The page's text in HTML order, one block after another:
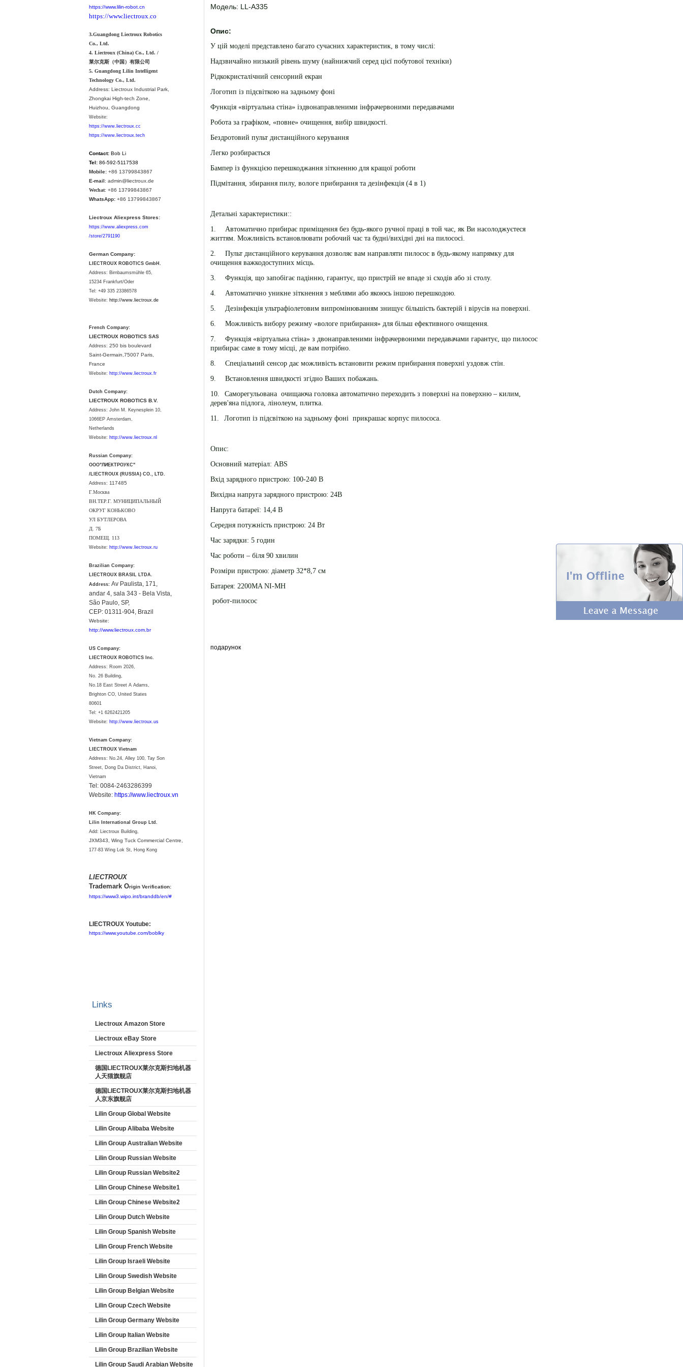
https://www.lilin-robot.cn
https://www.liectroux.co
3.Guangdong Liectroux Robotics
Co., Ltd.
4. Liectroux (China) Co., Ltd. /
莱尔克斯（中国）有限公司
5. Guangdong Lilin Intelligent
Technology Co., Ltd.
Address: Liectroux Industrial Park,
Zhongkai High-tech Zone,
Huizhou, Guangdong
Website:
https://www.liectroux.cc
https://www.liectroux.tech
Contact:Bob Li
Tel:86-592-5117538
Mobile:+86 13799843867
E-mail: admin@liectroux.de
Wechat: +86 13799843867
WhatsApp:+86 13799843867
Liectroux Aliexpress Stores:
https://www.aliexpress.com
/store/2791190
German Company:
LIECTROUX ROBOTICS GmbH.
Address: Birnbaumsmühle 65,
15234 Frankfurt/Oder
Tel: +49 335 23386578
Website: http://www.liectroux.de
French Company:
LIECTROUX ROBOTICS SAS
Address: 250 bis boulevard
Saint-Germain,75007 Paris,
France
Website: http://www.liectroux.fr
Dutch Company:
LIECTROUX ROBOTICS B.V.
Address: John M. Keynesplein 10,
1066EP Amsterdam,
Netherlands
Website: http://www.liectroux.nl
Russian Company:
ООО"ЛИЕКТРОУКС"
/LIECTROUX (RUSSIA) CO., LTD.
Address: 117485
Г.Москва
ВН.ТЕР.Г. МУНИЦИПАЛЬНЫЙ
ОКРУГ КОНЬКОВО
УЛ БУТЛЕРОВА
Д. 7Б
ПОМЕЩ. 113
Website: http://www.liectroux.ru
Brazilian Company:
LIECTROUX BRASIL LTDA.
Address: Av Paulista, 171,
andar 4, sala 343 - Bela Vista,
São Paulo, SP,
CEP: 01311-904, Brazil
Website:
http://www.liectroux.com.br
US Company:
LIECTROUX ROBOTICS Inc.
Address: Room 2026,
No. 26 Building,
No.18 East Street A Adams,
Brighton CO, United States
80601
Tel: +1 6262421205
Website: http://www.liectroux.us
Vietnam Company:
LIECTROUX Vietnam
Address: No.24, Alley 100, Tay Son
Street, Dong Da District, Hanoi,
Vietnam
Tel: 0084-2463286399
Website: https://www.liectroux.vn
HK Company:
Lilin International Group Ltd.
Add: Liectroux Building,
JXM343, Wing Tuck Commercial Centre,
177-83 Wing Lok St, Hong Kong
LIECTROUX
Trademark Origin Verification:
https://www3.wipo.int/branddb/en/#
LIECTROUX Youtube:
https://www.youtube.com/boblky
Links
Liectroux Amazon Store
Liectroux eBay Store
Liectroux Aliexpress Store
德国LIECTROUX莱尔克斯扫地机器
人天猫旗舰店
德国LIECTROUX莱尔克斯扫地机器
人京东旗舰店
Lilin Group Global Website
Lilin Group Alibaba Website
Lilin Group Australian Website
Lilin Group Russian Website
Lilin Group Russian Website2
Lilin Group Chinese Website1
Lilin Group Chinese Website2
Lilin Group Dutch Website
Lilin Group Spanish Website
Lilin Group French Website
Lilin Group Israeli Website
Lilin Group Swedish Website
Lilin Group Belgian Website
Lilin Group Czech Website
Lilin Group Germany Website
Lilin Group Italian Website
Lilin Group Brazilian Website
Lilin Group Saudi Arabian Website
Модель: LL-A335
Опис:
У цій моделі представлено багато сучасних характеристик, в тому числі:
Надзвичайно низький рівень шуму (найнижчий серед цієї побутової техніки)
Рідкокристалічний сенсорний екран
Логотип із підсвіткою на задньому фоні
Функція «віртуальна стіна» іздвонаправленими інфрачервоними передавачами
Робота за графіком, «повне» очищення, вибір швидкості.
Бездротовий пульт дистанційного керування
Легко розбирається
Бампер із функцією перешкоджання зіткненню для кращої роботи
Підмітання, збирання пилу, вологе прибирання та дезінфекція (4 в 1)
Детальні характеристики::
1.
Автоматично прибирає приміщення без будь-якого ручної праці в той час, як Ви насолоджуєтеся
життям. Можливість встановлювати робочий час та будні/вихідні дні на пилососі.
2.
Пульт дистанційного керування дозволяє вам направляти пилосос в будь-якому напрямку для
очищення важкодоступних місць.
3.
Функція, що запобігає падінню, гарантує, що пристрій не впаде зі сходів або зі столу.
4.
Автоматично уникне зіткнення з меблями або якоюсь іншою перешкодою.
5.
Дезінфекція ультрафіолетовим випромінюванням знищує більшість бактерій і вірусів на поверхні.
6.
Можливість вибору режиму «вологе прибирання» для більш ефективного очищення.
7.
Функція «віртуальна стіна» з двонаправленими інфрачервоними передавачами гарантує, що пилосос
прибирає саме в тому місці, де вам потрібно.
8.
Спеціальний сенсор дає можливість встановити режим прибирання поверхні уздовж стін.
9.
Встановлення швидкості згідно Ваших побажань.
10.
Саморегульована очищаюча головка автоматично переходить з поверхні на поверхню – килим,
дерев'яна підлога, лінолеум, плитка.
11.
Логотип із підсвіткою на задньому фоні прикрашає корпус пилососа.
Опис:
Основний матеріал: ABS
Вхід зарядного пристрою: 100-240 В
Вихідна напруга зарядного пристрою: 24В
Напруга батареї: 14,4 В
Середня потужність пристрою: 24 Вт
Час зарядки: 5 годин
Час роботи – біля 90 хвилин
Розміри пристрою: діаметр 32*8,7 см
Батарея: 2200MA NI-MH
робот-пилосос
подарунок